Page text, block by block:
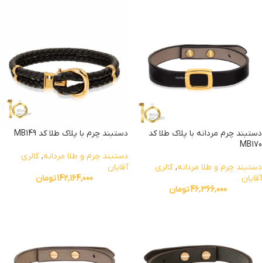
دستبند چرم مردانه با پلاک طلا کد
MB170
دستبند چرم و طلا مردانه, گالری
آقایان
46,366,000تومان
دستبند چرم با پلاک طلا کد MB149
دستبند چرم و طلا مردانه, گالری
آقایان
142,164,000تومان